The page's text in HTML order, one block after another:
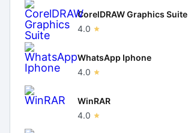
CorelDRAW Graphics Suite
4.0
WhatsApp Iphone
4.0
WinRAR
4.0